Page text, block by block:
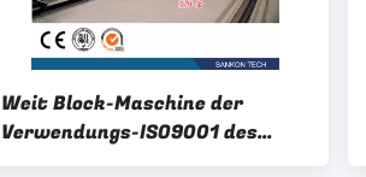
Weit Block-Maschine der
Verwendungs-ISO9001 des
Autoklav-AAC